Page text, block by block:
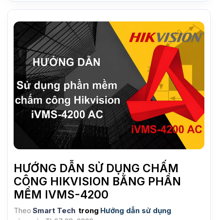
HƯỚNG DẪN SỬ DỤNG CHẤM
CÔNG HIKVISION BẰNG PHẦN
MỀM IVMS-4200
Theo Smart Tech trong Hướng dẫn sử dụng